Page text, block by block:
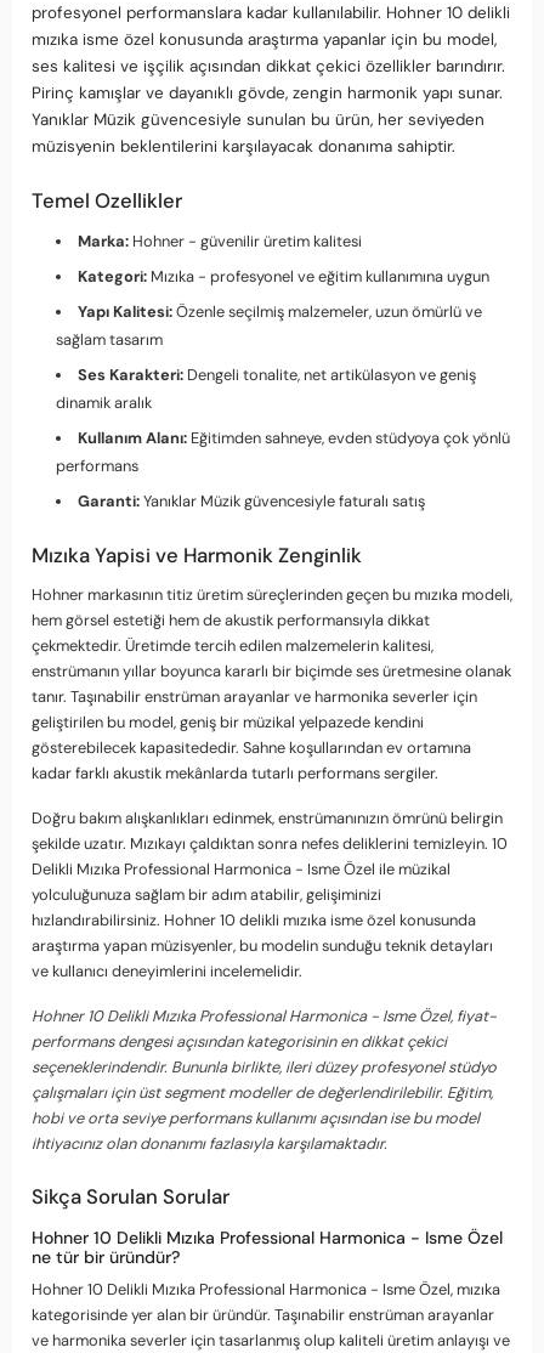
profesyonel performanslara kadar kullanılabilir. Hohner 10 delikli
mızıka isme özel konusunda araştırma yapanlar için bu model,
ses kalitesi ve işçilik açısından dikkat çekici özellikler barındırır.
Pirinç kamışlar ve dayanıklı gövde, zengin harmonik yapı sunar.
Yanıklar Müzik güvencesiyle sunulan bu ürün, her seviyeden
müzisyenin beklentilerini karşılayacak donanıma sahiptir.
Temel Ozellikler
Marka:Hohner - güvenilir üretim kalitesi
Kategori:Mızıka - profesyonel ve eğitim kullanımına uygun
Yapı Kalitesi:Özenle seçilmiş malzemeler, uzun ömürlü ve
sağlam tasarım
Ses Karakteri:Dengeli tonalite, net artikülasyon ve geniş
dinamik aralık
Kullanım Alanı:Eğitimden sahneye, evden stüdyoya çok yönlü
performans
Garanti:Yanıklar Müzik güvencesiyle faturalı satış
Mızıka Yapisi ve Harmonik Zenginlik
Hohner markasının titiz üretim süreçlerinden geçen bu mızıka modeli,
hem görsel estetiği hem de akustik performansıyla dikkat
çekmektedir. Üretimde tercih edilen malzemelerin kalitesi,
enstrümanın yıllar boyunca kararlı bir biçimde ses üretmesine olanak
tanır. Taşınabilir enstrüman arayanlar ve harmonika severler için
geliştirilen bu model, geniş bir müzikal yelpazede kendini
gösterebilecek kapasitededir. Sahne koşullarından ev ortamına
kadar farklı akustik mekânlarda tutarlı performans sergiler.
Doğru bakım alışkanlıkları edinmek, enstrümanınızın ömrünü belirgin
şekilde uzatır. Mızıkayı çaldıktan sonra nefes deliklerini temizleyin. 10
Delikli Mızıka Professional Harmonica - Isme Özel ile müzikal
yolculuğunuza sağlam bir adım atabilir, gelişiminizi
hızlandırabilirsiniz. Hohner 10 delikli mızıka isme özel konusunda
araştırma yapan müzisyenler, bu modelin sunduğu teknik detayları
ve kullanıcı deneyimlerini incelemelidir.
Hohner 10 Delikli Mızıka Professional Harmonica - Isme Özel, fiyat-
performans dengesi açısından kategorisinin en dikkat çekici
seçeneklerindendir. Bununla birlikte, ileri düzey profesyonel stüdyo
çalışmaları için üst segment modeller de değerlendirilebilir. Eğitim,
hobi ve orta seviye performans kullanımı açısından ise bu model
ihtiyacınız olan donanımı fazlasıyla karşılamaktadır.
Sikça Sorulan Sorular
Hohner 10 Delikli Mızıka Professional Harmonica - Isme Özel
ne tür bir üründür?
Hohner 10 Delikli Mızıka Professional Harmonica - Isme Özel, mızıka
kategorisinde yer alan bir üründür. Taşınabilir enstrüman arayanlar
ve harmonika severler için tasarlanmış olup kaliteli üretim anlayışı ve